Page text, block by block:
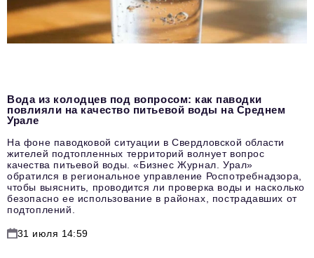
Вода из колодцев под вопросом: как паводки
повлияли на качество питьевой воды на Среднем
Урале
На фоне паводковой ситуации в Свердловской области
жителей подтопленных территорий волнует вопрос
качества питьевой воды. «Бизнес Журнал. Урал»
обратился в региональное управление Роспотребнадзора,
чтобы выяснить, проводится ли проверка воды и насколько
безопасно ее использование в районах, пострадавших от
подтоплений.
31 июля 14:59